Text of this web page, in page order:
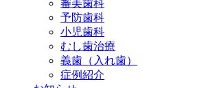
審美歯科
予防歯科
小児歯科
むし歯治療
義歯（入れ歯）
症例紹介